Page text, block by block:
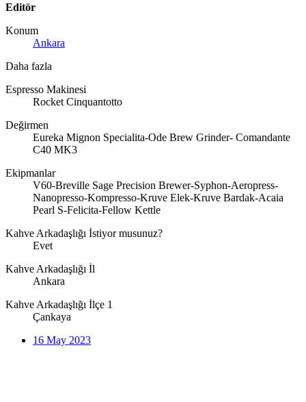
Editör
Konum
Ankara
Daha fazla
Espresso Makinesi
Rocket Cinquantotto
Değirmen
Eureka Mignon Specialita-Ode Brew Grinder- Comandante
C40 MK3
Ekipmanlar
V60-Breville Sage Precision Brewer-Syphon-Aeropress-
Nanopresso-Kompresso-Kruve Elek-Kruve Bardak-Acaia
Pearl S-Felicita-Fellow Kettle
Kahve Arkadaşlığı İstiyor musunuz?
Evet
Kahve Arkadaşlığı İl
Ankara
Kahve Arkadaşlığı İlçe 1
Çankaya
16 May 2023